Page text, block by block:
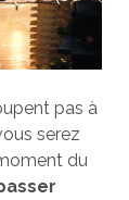
pas à
serez
du